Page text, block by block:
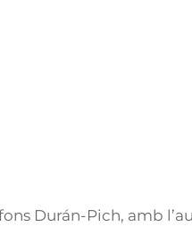
Durán-Pich, amb